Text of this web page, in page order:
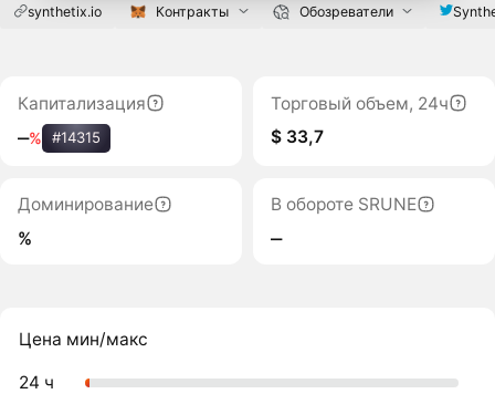
synthetix.io Контракты Обозреватели
Капитализация
‒% #14315
Торговый объем, 24ч
$ 33,7
Доминирование
%
В обороте SRUNE
‒
Цена мин/макс
24 ч